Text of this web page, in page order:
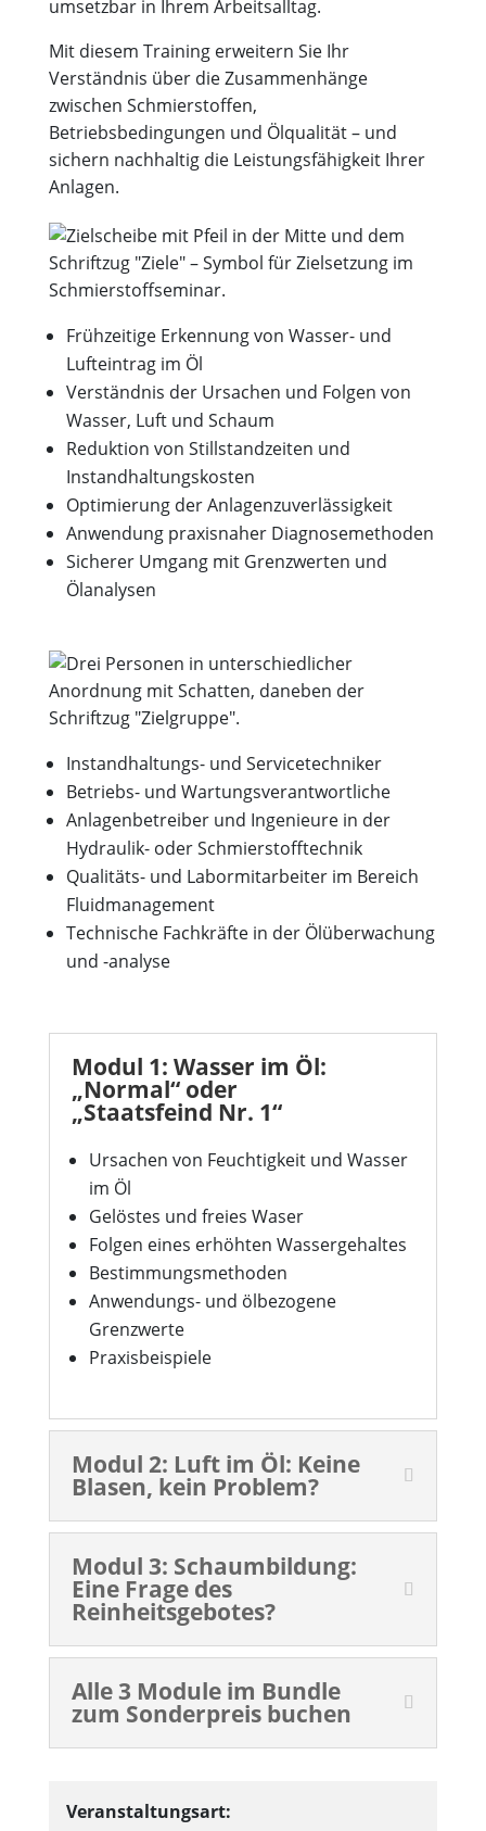
umsetzbar in Ihrem Arbeitsalltag.
Mit diesem Training erweitern Sie Ihr
Verständnis über die Zusammenhänge
zwischen Schmierstoffen,
Betriebsbedingungen und Ölqualität – und
sichern nachhaltig die Leistungsfähigkeit Ihrer
Anlagen.
Frühzeitige Erkennung von Wasser- und
Lufteintrag im Öl
Verständnis der Ursachen und Folgen von
Wasser, Luft und Schaum
Reduktion von Stillstandzeiten und
Instandhaltungskosten
Optimierung der Anlagenzuverlässigkeit
Anwendung praxisnaher Diagnosemethoden
Sicherer Umgang mit Grenzwerten und
Ölanalysen
Instandhaltungs- und Servicetechniker
Betriebs- und Wartungsverantwortliche
Anlagenbetreiber und Ingenieure in der
Hydraulik- oder Schmierstofftechnik
Qualitäts- und Labormitarbeiter im Bereich
Fluidmanagement
Technische Fachkräfte in der Ölüberwachung
und -analyse
Modul 1: Wasser im Öl:
„Normal“ oder
„Staatsfeind Nr. 1“
Ursachen von Feuchtigkeit und Wasser
im Öl
Gelöstes und freies Waser
Folgen eines erhöhten Wassergehaltes
Bestimmungsmethoden
Anwendungs- und ölbezogene
Grenzwerte
Praxisbeispiele
Modul 2: Luft im Öl: Keine
Blasen, kein Problem?
Modul 3: Schaumbildung:
Eine Frage des
Reinheitsgebotes?
Alle 3 Module im Bundle
zum Sonderpreis buchen
Veranstaltungsart: